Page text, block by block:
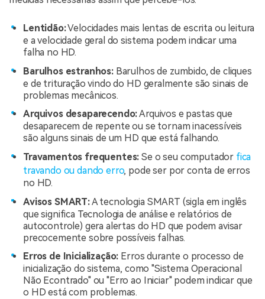
Lentidão:Velocidades mais lentas de escrita ou leitura
e a velocidade geral do sistema podem indicar uma
falha no HD.
Barulhos estranhos:Barulhos de zumbido, de cliques
e de trituração vindo do HD geralmente são sinais de
problemas mecânicos.
Arquivos desaparecendo:Arquivos e pastas que
desaparecem de repente ou se tornam inacessíveis
são alguns sinais de um HD que está falhando.
Travamentos frequentes: Se o seu computador fica
travando ou dando erro, pode ser por conta de erros
no HD.
Avisos SMART:A tecnologia SMART (sigla em inglês
que significa Tecnologia de análise e relatórios de
autocontrole) gera alertas do HD que podem avisar
precocemente sobre possíveis falhas.
Erros de Inicialização: Erros durante o processo de
inicialização do sistema, como "Sistema Operacional
Não Econtrado" ou "Erro ao Iniciar" podem indicar que
o HD está com problemas.